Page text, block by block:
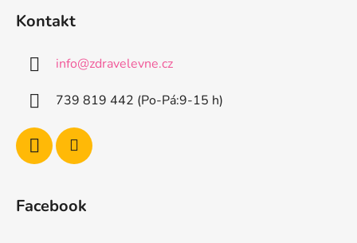
Kontakt
info@zdravelevne.cz
739 819 442 (Po-Pá:9-15 h)
Facebook